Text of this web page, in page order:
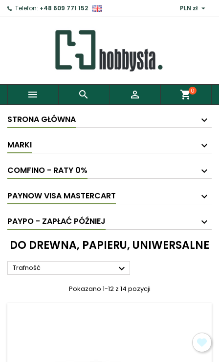
Telefon: +48 609 771 152 PLN zł 
   shopping_cart0
STRONA GŁÓWNA
MARKI
COMFINO - RATY 0%
PAYNOW VISA MASTERCART
PAYPO - ZAPŁAĆ PÓŹNIEJ
DO DREWNA, PAPIERU, UNIWERSALNE
Trafność 
Pokazano 1-12 z 14 pozycji
Zaloguj ×
Aby zapisać produkty do Schowka, musisz się
Anuluj Zaloguj